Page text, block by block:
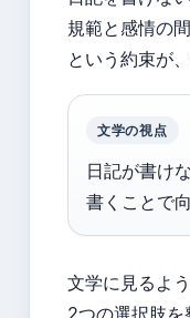
規範と感情の
という約束が
文学の視点
日記が書け
書くことで
文学に見るよ
2つの選択肢